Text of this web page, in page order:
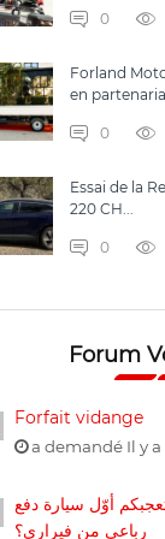
0
Forland
en
0
Essai de la
220 CH...
0
Forum
Forfait vidange
a demandé Il y a
أوّل سيارة دفع
رباعي من فيراري؟